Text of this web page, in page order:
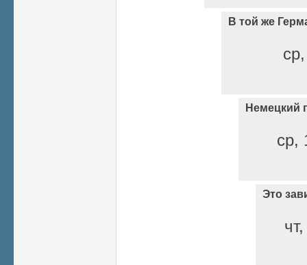
В той же
Немецкий
ср,
Это